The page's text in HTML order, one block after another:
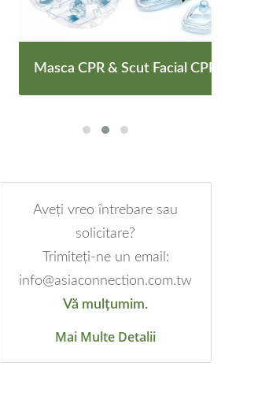
Masca CPR & Scut Facial CPR
Aveți vreo întrebare sau
solicitare?
Trimiteți-ne un email:
info@asiaconnection.com.tw
Vă mulțumim.
Mai Multe Detalii